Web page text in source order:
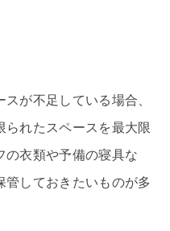
が不足している場合、
れたスペースを最大限
の衣類や予備の寝具な
管しておきたいものが多